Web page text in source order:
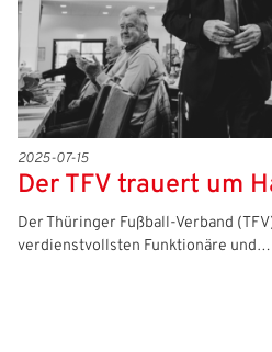
2025-07-15
Der TFV trauert um
Der Thüringer Fußball-Verband
verdienstvollsten Funktionäre und…